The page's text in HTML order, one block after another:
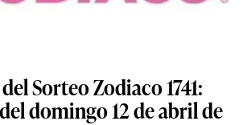
Sorteo Zodiaco 1741:
domingo 12 de abril de